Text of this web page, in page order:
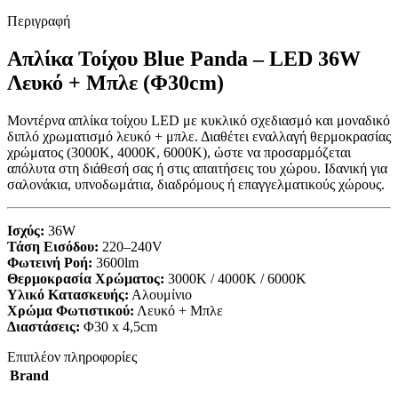
Περιγραφή
Απλίκα Τοίχου Blue Panda – LED 36W
Λευκό + Μπλε (Φ30cm)
Μοντέρνα απλίκα τοίχου LED με κυκλικό σχεδιασμό και μοναδικό
διπλό χρωματισμό λευκό + μπλε. Διαθέτει εναλλαγή θερμοκρασίας
χρώματος (3000K, 4000K, 6000K), ώστε να προσαρμόζεται
απόλυτα στη διάθεσή σας ή στις απαιτήσεις του χώρου. Ιδανική για
σαλονάκια, υπνοδωμάτια, διαδρόμους ή επαγγελματικούς χώρους.
Ισχύς: 36W
Τάση Εισόδου: 220–240V
Φωτεινή Ροή: 3600lm
Θερμοκρασία Χρώματος: 3000K / 4000K / 6000K
Υλικό Κατασκευής: Αλουμίνιο
Χρώμα Φωτιστικού: Λευκό + Μπλε
Διαστάσεις: Φ30 x 4,5cm
Επιπλέον πληροφορίες
Brand